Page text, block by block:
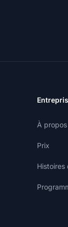
À
Prix
Histoires